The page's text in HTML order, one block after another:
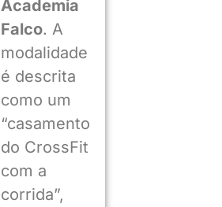
Academia
Falco. A
modalidade
é descrita
como um
“casamento
do CrossFit
com a
corrida”,